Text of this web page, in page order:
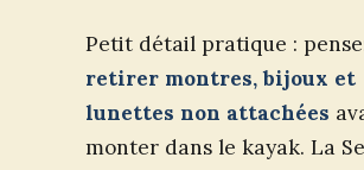
Petit détail pratique :
retirer montres, bijoux et
lunettes non attachées
monter dans le kayak. La